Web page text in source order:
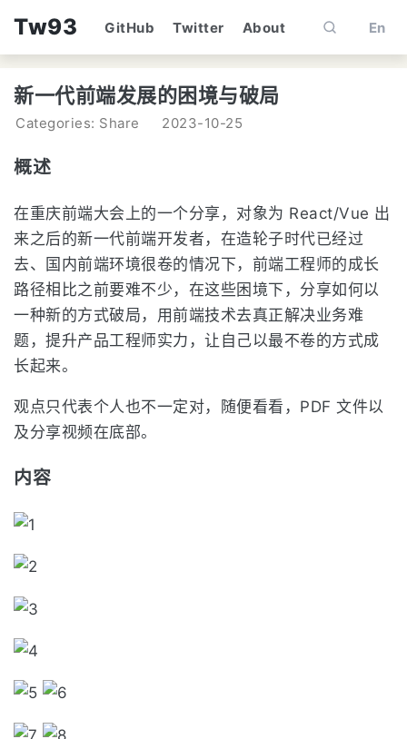
Tw93 GitHub Twitter About En
新一代前端发展的困境与破局
Categories: Share 2023-10-25
概述
在重庆前端大会上的一个分享，对象为 React/Vue 出
来之后的新一代前端开发者，在造轮子时代已经过
去、国内前端环境很卷的情况下，前端工程师的成长
路径相比之前要难不少，在这些困境下，分享如何以
一种新的方式破局，用前端技术去真正解决业务难
题，提升产品工程师实力，让自己以最不卷的方式成
长起来。
观点只代表个人也不一定对，随便看看，PDF 文件以
及分享视频在底部。
内容